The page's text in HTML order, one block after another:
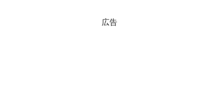
韓国型イージス搭載の次世代駆逐艦
広告